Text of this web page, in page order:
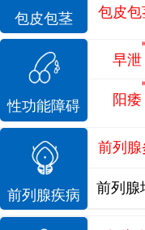
包皮包茎 包皮包
性功能障碍
早泄
阳痿
前列腺疾病
前列腺
前列腺